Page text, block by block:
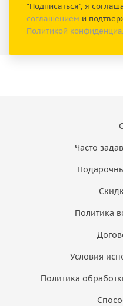
"Подписаться", я
соглашением и
Политикой
Часто
Политика
Условия
Политика